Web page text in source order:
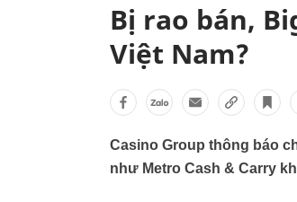
Bị rao bán,
Việt Nam?
Casino Group thông báo
như Metro Cash & Carry